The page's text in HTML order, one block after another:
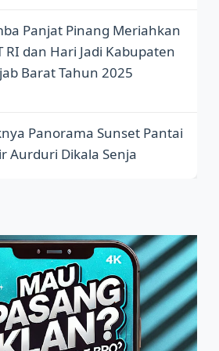
Panjat Pinang Meriahkan
RI dan Hari Jadi Kabupaten
Barat Tahun 2025
Panorama Sunset Pantai
Aurduri Dikala Senja
Jadi Garda Terdepan
Bahasa Indonesia
Sambut Baik Himbauan
Kota Jambi Melaksanakan